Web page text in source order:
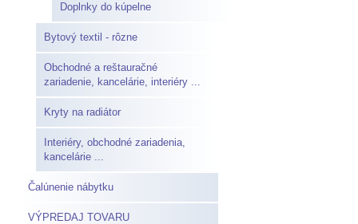
Doplnky do kúpelne
Bytový textil - rôzne
Obchodné a reštauračné
zariadenie, kancelárie, interiéry ...
Kryty na radiátor
Interiéry, obchodné zariadenia,
kancelárie ...
Čalúnenie nábytku
VÝPREDAJ TOVARU